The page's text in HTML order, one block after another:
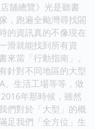
舖總覽》光是聽書
，跑遍全颱灣尋找閤
的資訊真的不像現在
滑就能找到所有資
當「行動指南」。
針對不同地區的大型
、生活工場等等，做
年那時候，雖然
們對於「大型」的概
足我們「全方位」生